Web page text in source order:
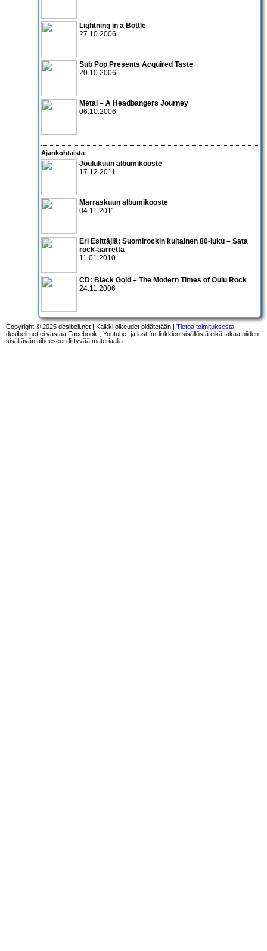
Lightning in a Bottle
27.10.2006
Sub Pop Presents Acquired Taste
20.10.2006
Metal – A Headbangers Journey
06.10.2006
Ajankohtaista
Joulukuun albumikooste
17.12.2011
Marraskuun albumikooste
04.11.2011
Eri Esittäjiä: Suomirockin kultainen 80-luku – Sata
rock-aarretta
11.01.2010
CD: Black Gold – The Modern Times of Oulu Rock
24.11.2006
Copyright © 2025 desibeli.net | Kaikki oikeudet pidätetään | Tietoa toimituksesta
desibeli.net ei vastaa Facebook-, Youtube- ja last.fm-linkkien sisällöstä eikä takaa niiden
sisältävän aiheeseen liittyvää materiaalia.